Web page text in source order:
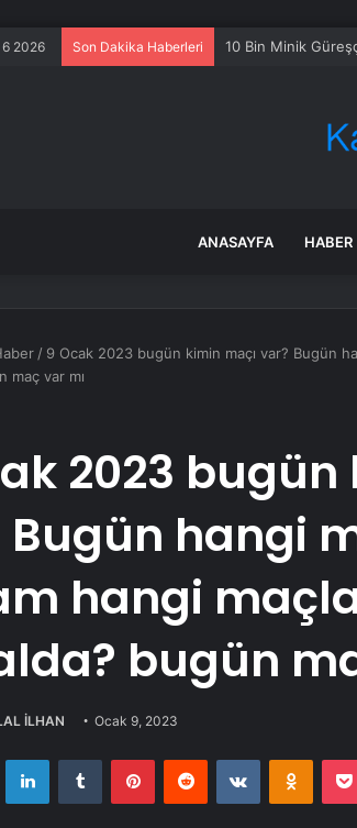
6 2026 Son Dakika Haberleri 10 Bin Minik
ANASAYFA HABER
/ 9 Ocak 2023 bugün kimin maçı var? Bugün
maç var mı
2023 bugün
Bugün hangi
hangi
bugün
İLHAN Ocak 9, 2023
LinkedInTumblr PinterestReddit VKontakte